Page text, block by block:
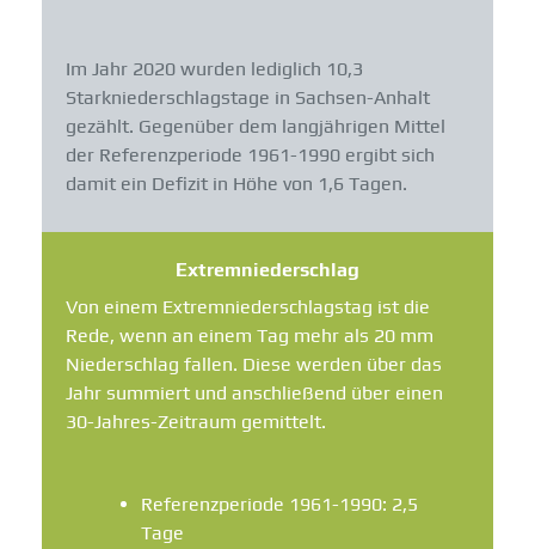
Im Jahr 2020 wurden lediglich 10,3
Starkniederschlagstage in Sachsen-Anhalt
gezählt. Gegenüber dem langjährigen Mittel
der Referenzperiode 1961-1990 ergibt sich
damit ein Defizit in Höhe von 1,6 Tagen.
Extremniederschlag
Von einem Extremniederschlagstag ist die
Rede, wenn an einem Tag mehr als 20 mm
Niederschlag fallen. Diese werden über das
Jahr summiert und anschließend über einen
30-Jahres-Zeitraum gemittelt.
Referenzperiode 1961-1990: 2,5
Tage